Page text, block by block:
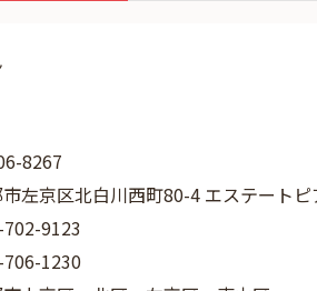
8267
左京区北白川西町80-4 エステート
9123
1230